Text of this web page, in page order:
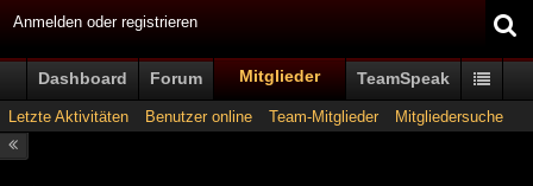
Anmelden oder registrieren
Dashboard Forum Mitglieder TeamSpeak
Letzte Aktivitäten Benutzer online Team-Mitglieder Mitgliedersuche